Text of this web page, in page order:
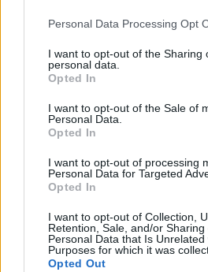
Personal Data Processing Opt
I want to opt-out of the Sharing
personal data.
Opted In
I want to opt-out of the Sale of
Personal Data.
Opted In
I want to opt-out of processing
Personal Data for Targeted
Opted In
I want to opt-out of Collection,
Retention, Sale, and/or Sharing
Personal Data that Is Unrelated
Purposes for which it was
Opted Out
Secciones
Noticias y actualidad
Internacionales
Onomástica. Todos los
Años Internacionales
Qué se celebra el día de
Eventos internacionales
Los mejores canales de
nuestra audiencia.